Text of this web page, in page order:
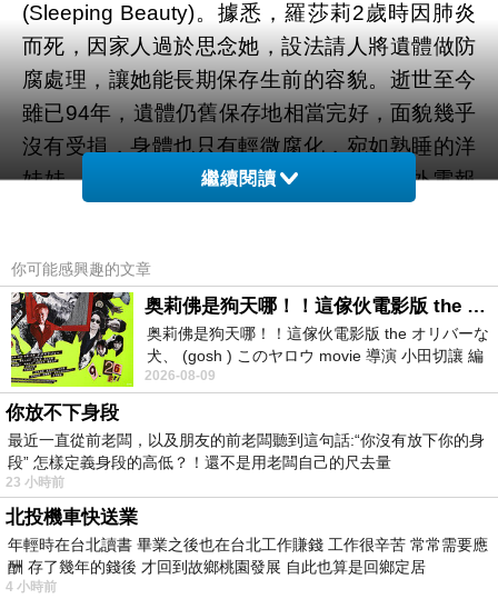
(Sleeping Beauty)。據悉，羅莎莉2歲時因肺炎
而死，因家人過於思念她，設法請人將遺體做防
腐處理，讓她能長期保存生前的容貌。逝世至今
雖已94年，遺體仍舊保存地相當完好，面貌幾乎
沒有受損，身體也只有輕微腐化，宛如熟睡的洋
娃娃，讓許多網友直呼「太驚人！」。外電報
合的跡象」。研究團隊推斷，應該是閃光燈及溼
氣變化所造成，但仍引起網友一陣討論。新聞相
關影音
新聞來源https://tw.news.yahoo.com/屍身顯靈-
洋娃娃般的木乃伊-眼皮竟有開合跡
象-090549352.html
台灣學英文 英語語言學 英文進修課程學唱歌課
程 外籍英語老師補習班課程 英語會話課學習的
英文 聽歌學英語 英語補習班高雄英文家教行情
繼續閱讀
你可能感興趣的文章
奥莉佛是狗天哪！！這傢伙電影版 the オリバーな犬、 (gosh ) このヤロウ movie
奥莉佛是狗天哪！！這傢伙電影版 the オリバーな
犬、 (gosh ) このヤロウ movie 導演 小田切讓 編
劇: 小田切讓 主演: 小田切讓
2026-08-09
你放不下身段
最近一直從前老闆，以及朋友的前老闆聽到這句話:“你沒有放下你的身
段” 怎樣定義身段的高低？！還不是用老闆自己的尺去量
23 小時前
北投機車快送業
年輕時在台北讀書 畢業之後也在台北工作賺錢 工作很辛苦 常常需要應
酬 存了幾年的錢後 才回到故鄉桃園發展 自此也算是回鄉定居
4 小時前